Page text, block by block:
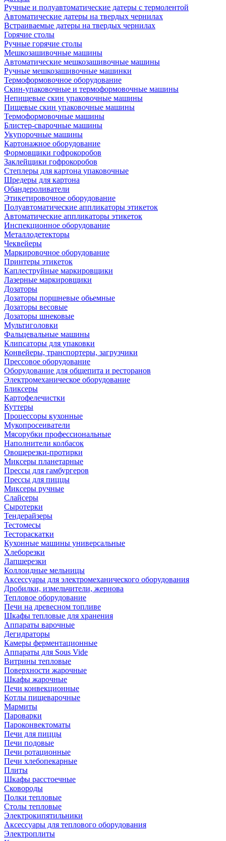
Ручные и полуавтоматические датеры с термолентой
Автоматические датеры на твердых чернилах
Встраиваемые датеры на твердых чернилах
Горячие столы
Ручные горячие столы
Мешкозашивочные машины
Автоматические мешкозашивочные машины
Ручные мешкозашивочные машинки
Термоформовочное оборудование
Скин-упаковочные и термоформовочные машины
Непищевые скин упаковочные машины
Пищевые скин упаковочные машины
Термоформовочные машины
Блистер-сварочные машины
Укупорочные машины
Картонажное оборудование
Формовщики гофрокоробов
Заклейщики гофрокоробов
Степлеры для картона упаковочные
Шредеры для картона
Обандероливатели
Этикетировочное оборудование
Полуавтоматические аппликаторы этикеток
Автоматические аппликаторы этикеток
Инспекционное оборудование
Металлодетекторы
Чеквейеры
Маркировочное оборудование
Принтеры этикеток
Каплеструйные маркировщики
Лазерные маркировщики
Дозаторы
Дозаторы поршневые обьемные
Дозаторы весовые
Дозаторы шнековые
Мультиголовки
Фальцевальные машины
Клипсаторы для упаковки
Конвейеры, транспортеры, загрузчики
Прессовое оборудование
Оборудование для общепита и ресторанов
Электромеханическое оборудование
Бликсеры
Картофелечистки
Куттеры
Процессоры кухонные
Мукопросеиватели
Мясорубки профессиональные
Наполнители колбасок
Овощерезки-протирки
Миксеры планетарные
Прессы для гамбургеров
Прессы для пиццы
Миксеры ручные
Слайсеры
Сыротерки
Тендерайзеры
Тестомесы
Тестораскатки
Кухонные машины универсальные
Хлеборезки
Лапшерезки
Коллоидные мельницы
Аксессуары для электромеханического оборудования
Дробилки, измельчители, жернова
Тепловое оборудование
Печи на древесном топливе
Шкафы тепловые для хранения
Аппараты варочные
Дегидраторы
Камеры ферментационные
Аппараты для Sous Vide
Витрины тепловые
Поверхности жарочные
Шкафы жарочные
Печи конвекционные
Котлы пищеварочные
Мармиты
Пароварки
Пароконвектоматы
Печи для пиццы
Печи подовые
Печи ротационные
Печи хлебопекарные
Плиты
Шкафы расстоечные
Сковороды
Полки тепловые
Столы тепловые
Электрокипятильники
Аксессуары для теплового оборудования
Электроплиты